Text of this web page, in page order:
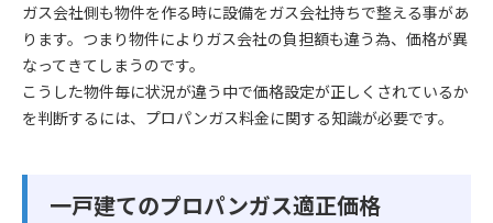
ガス会社側も物件を作る時に設備をガス会社持ちで整える事があ
ります。つまり物件によりガス会社の負担額も違う為、価格が異
なってきてしまうのです。
こうした物件毎に状況が違う中で価格設定が正しくされているか
を判断するには、プロパンガス料金に関する知識が必要です。
一戸建てのプロパンガス適正価格